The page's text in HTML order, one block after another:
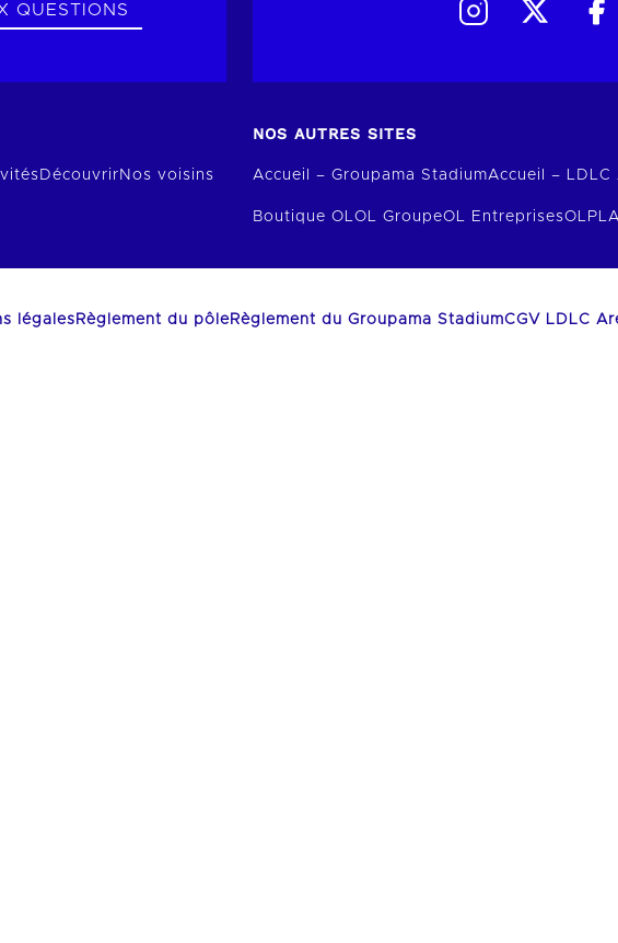
QUESTIONS
Découvrir Nos voisins
NOS AUTRES SITES
Accueil – Groupama StadiumAccueil – LDLC
Boutique OLOL GroupeOL Entreprises
légales Règlement du pôleRèglement du Groupama StadiumCGV LDLC